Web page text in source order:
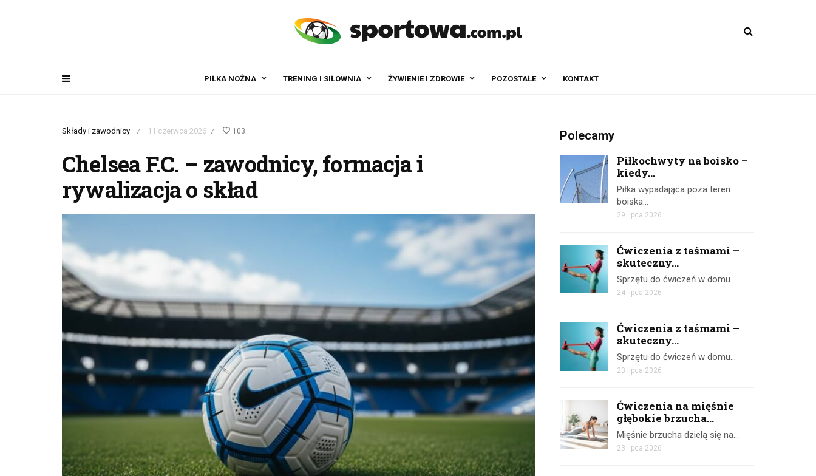
PIŁKA NOŻNA TRENING I SIŁOWNIA ŻYWIENIE I ZDROWIE POZOSTAŁE KONTAKT
Składy i zawodnicy / 11 czerwca 2026 / 103
Chelsea F.C. – zawodnicy, formacja i
rywalizacja o skład
Polecamy
Piłkochwyty na boisko –
kiedy...
Piłka wypadająca poza teren
boiska…
29 lipca 2026
Ćwiczenia z taśmami –
skuteczny...
Sprzętu do ćwiczeń w domu…
24 lipca 2026
Ćwiczenia z taśmami –
skuteczny...
Sprzętu do ćwiczeń w domu…
23 lipca 2026
Ćwiczenia na mięśnie
głębokie brzucha...
Mięśnie brzucha dzielą się na…
23 lipca 2026